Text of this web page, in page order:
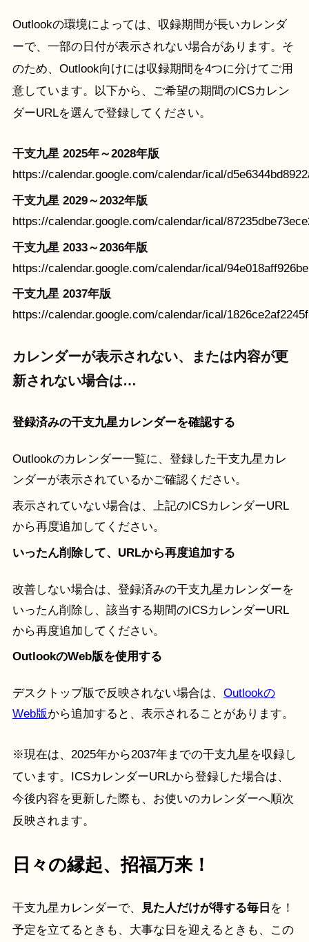
Outlookの環境によっては、収録期間が長いカレンダ
ーで、一部の日付が表示されない場合があります。そ
のため、Outlook向けには収録期間を4つに分けてご用
意しています。以下から、ご希望の期間のICSカレン
ダーURLを選んで登録してください。
干支九星 2025年～2028年版
https://calendar.google.com/calendar/ical/
干支九星 2029～2032年版
https://calendar.google.com/calendar/ical/
干支九星 2033～2036年版
https://calendar.google.com/calendar/ical/
干支九星 2037年版
https://calendar.google.com/calendar/ical/
カレンダーが表示されない、または内容が更
新されない場合は…
登録済みの干支九星カレンダーを確認する
Outlookのカレンダー一覧に、登録した干支九星カレ
ンダーが表示されているかご確認ください。
表示されていない場合は、上記のICSカレンダーURL
から再度追加してください。
いったん削除して、URLから再度追加する
改善しない場合は、登録済みの干支九星カレンダーを
いったん削除し、該当する期間のICSカレンダーURL
から再度追加してください。
OutlookのWeb版を使用する
デスクトップ版で反映されない場合は、 Outlookの
Web版から追加すると、表示されることがあります。
※現在は、2025年から2037年までの干支九星を収録し
ています。ICSカレンダーURLから登録した場合は、
今後内容を更新した際も、お使いのカレンダーへ順次
反映されます。
日々の縁起、招福万来！
干支九星カレンダーで、 見た人だけが得する毎日 を！
予定を立てるときも、大事な日を迎えるときも、この